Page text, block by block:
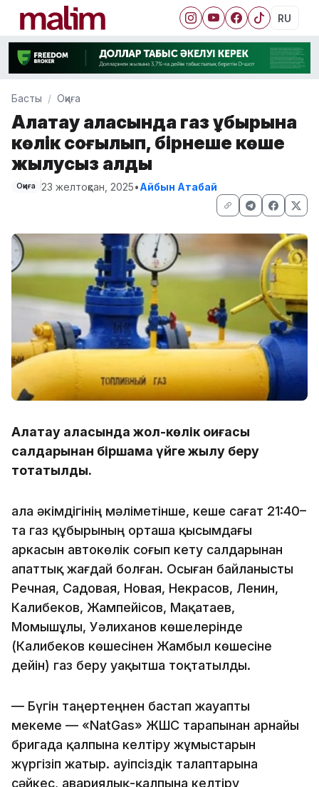
RU
Басты Оқиға
Алатау қаласында газ құбырына
көлік соғылып, бірнеше көше
жылусыз қалды
Оқиға 23 желтоқсан, 2025•Айбын Атабай
Алатау қаласында жол-көлік оқиғасы
салдарынан біршама үйге жылу беру
тоқтатылды.
Қала әкімдігінің мәліметінше, кеше сағат 21:40–
та газ құбырының орташа қысымдағы
аркасын автокөлік соғып кету салдарынан
апаттық жағдай болған. Осыған байланысты
Речная, Садовая, Новая, Некрасов, Ленин,
Калибеков, Жампейісов, Мақатаев,
Момышұлы, Уәлиханов көшелерінде
(Калибеков көшесінен Жамбыл көшесіне
дейін) газ беру уақытша тоқтатылды.
— Бүгін таңертеңнен бастап жауапты
мекеме — «NatGas» ЖШС тарапынан арнайы
бригада қалпына келтіру жұмыстарын
жүргізіп жатыр. Қауіпсіздік талаптарына
сәйкес, авариялық-қалпына келтіру